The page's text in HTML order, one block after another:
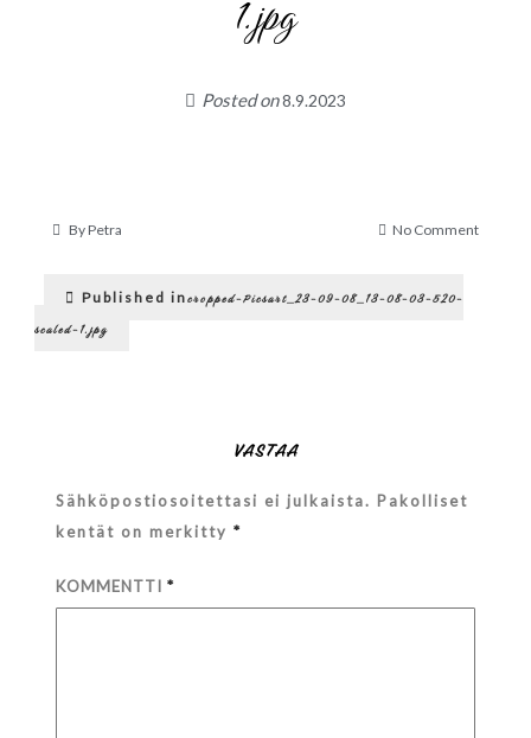
1.jpg
Posted on8.9.2023
ByPetra No Commenton
Artikkelien
selaus
Published incropped-Picsart_23-09-08_13-08-03-520-
scaled-1.jpg
VASTAA
Sähköpostiosoitettasi ei julkaista. Pakolliset
kentät on merkitty*
KOMMENTTI*